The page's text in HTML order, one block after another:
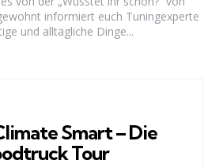
informiert euch Tuningexperte
und alltägliche Dinge...
Smart – Die
Tour